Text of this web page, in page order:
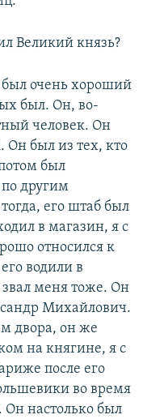
Великий князь?
очень хороший
был. Он, во-
человек. Он
Он был из тех, кто
был
другим
его штаб был
в магазин, я с
относился к
водили в
звал меня тоже. Он
Михайлович.
двора, он же
на княгине, я с
после его
во время
Он настолько был